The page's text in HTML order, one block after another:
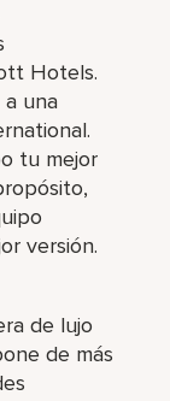
Hotels.
una
tu mejor
versión.
de lujo
de más